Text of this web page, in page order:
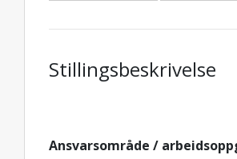
Stillingsbeskrivelse
Ansvarsområde /